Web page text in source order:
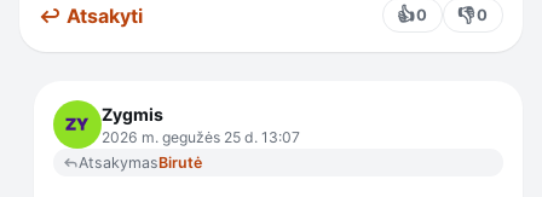
↩ Atsakyti 👍0 👎0
Zygmis
2026 m. gegužės 25 d. 13:07
AtsakymasBirutė